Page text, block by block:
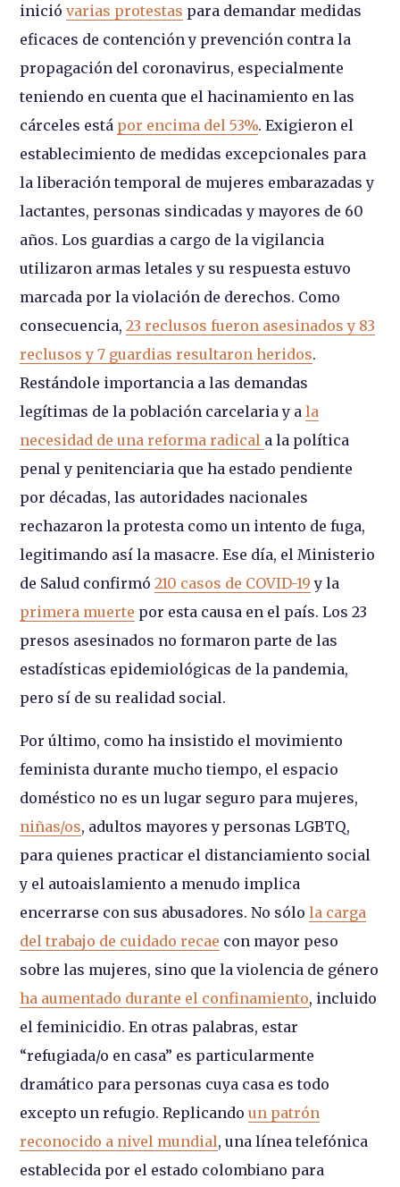
inicióvarias protestas para demandar medidas
eficaces de contención y prevención contra la
propagación del coronavirus, especialmente
teniendo en cuenta que el hacinamiento en las
cárceles está por encima del 53%. Exigieron el
establecimiento de medidas excepcionales para
la liberación temporal de mujeres embarazadas y
lactantes, personas sindicadas y mayores de 60
años. Los guardias a cargo de la vigilancia
utilizaron armas letales y su respuesta estuvo
marcada por la violación de derechos. Como
consecuencia,23 reclusos fueron asesinados y 83
reclusos y 7 guardias resultaron heridos.
Restándole importancia a las demandas
legítimas de la población carcelaria y ala
necesidad de una reforma radical a la política
penal y penitenciaria que ha estado pendiente
por décadas, las autoridades nacionales
rechazaron la protesta como un intento de fuga,
legitimando así la masacre. Ese día, el Ministerio
de Salud confirmó210 casos de COVID-19 y la
primera muerte por esta causa en el país. Los 23
presos asesinados no formaron parte de las
estadísticas epidemiológicas de la pandemia,
pero sí de su realidad social.
Por último, como ha insistido el movimiento
feminista durante mucho tiempo, el espacio
doméstico no es un lugar seguro para mujeres,
niñas/os, adultos mayores y personas LGBTQ,
para quienes practicar el distanciamiento social
y el autoaislamiento a menudo implica
encerrarse con sus abusadores. No sólola carga
del trabajo de cuidado recae con mayor peso
sobre las mujeres, sino que la violencia de género
ha aumentado durante el confinamiento, incluido
el feminicidio. En otras palabras, estar
“refugiada/o en casa” es particularmente
dramático para personas cuya casa es todo
excepto un refugio. Replicandoun patrón
reconocido a nivel mundial, una línea telefónica
establecida por el estado colombiano para